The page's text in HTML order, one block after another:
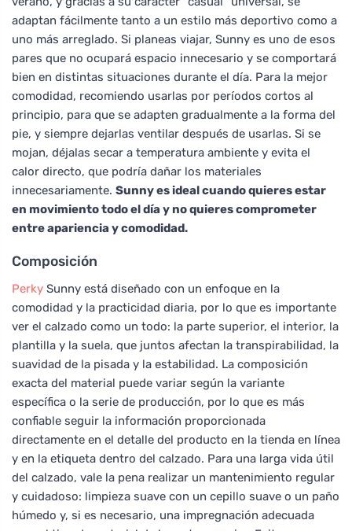
adaptan fácilmente tanto a un estilo más deportivo como a
uno más arreglado. Si planeas viajar, Sunny es uno de esos
pares que no ocupará espacio innecesario y se comportará
bien en distintas situaciones durante el día. Para la mejor
comodidad, recomiendo usarlas por períodos cortos al
principio, para que se adapten gradualmente a la forma del
pie, y siempre dejarlas ventilar después de usarlas. Si se
mojan, déjalas secar a temperatura ambiente y evita el
calor directo, que podría dañar los materiales
innecesariamente. Sunny es ideal cuando quieres estar
en movimiento todo el día y no quieres comprometer
entre apariencia y comodidad.
Composición
Perky Sunny está diseñado con un enfoque en la
comodidad y la practicidad diaria, por lo que es importante
ver el calzado como un todo: la parte superior, el interior, la
plantilla y la suela, que juntos afectan la transpirabilidad, la
suavidad de la pisada y la estabilidad. La composición
exacta del material puede variar según la variante
específica o la serie de producción, por lo que es más
confiable seguir la información proporcionada
directamente en el detalle del producto en la tienda en línea
y en la etiqueta dentro del calzado. Para una larga vida útil
del calzado, vale la pena realizar un mantenimiento regular
y cuidadoso: limpieza suave con un cepillo suave o un paño
húmedo y, si es necesario, una impregnación adecuada